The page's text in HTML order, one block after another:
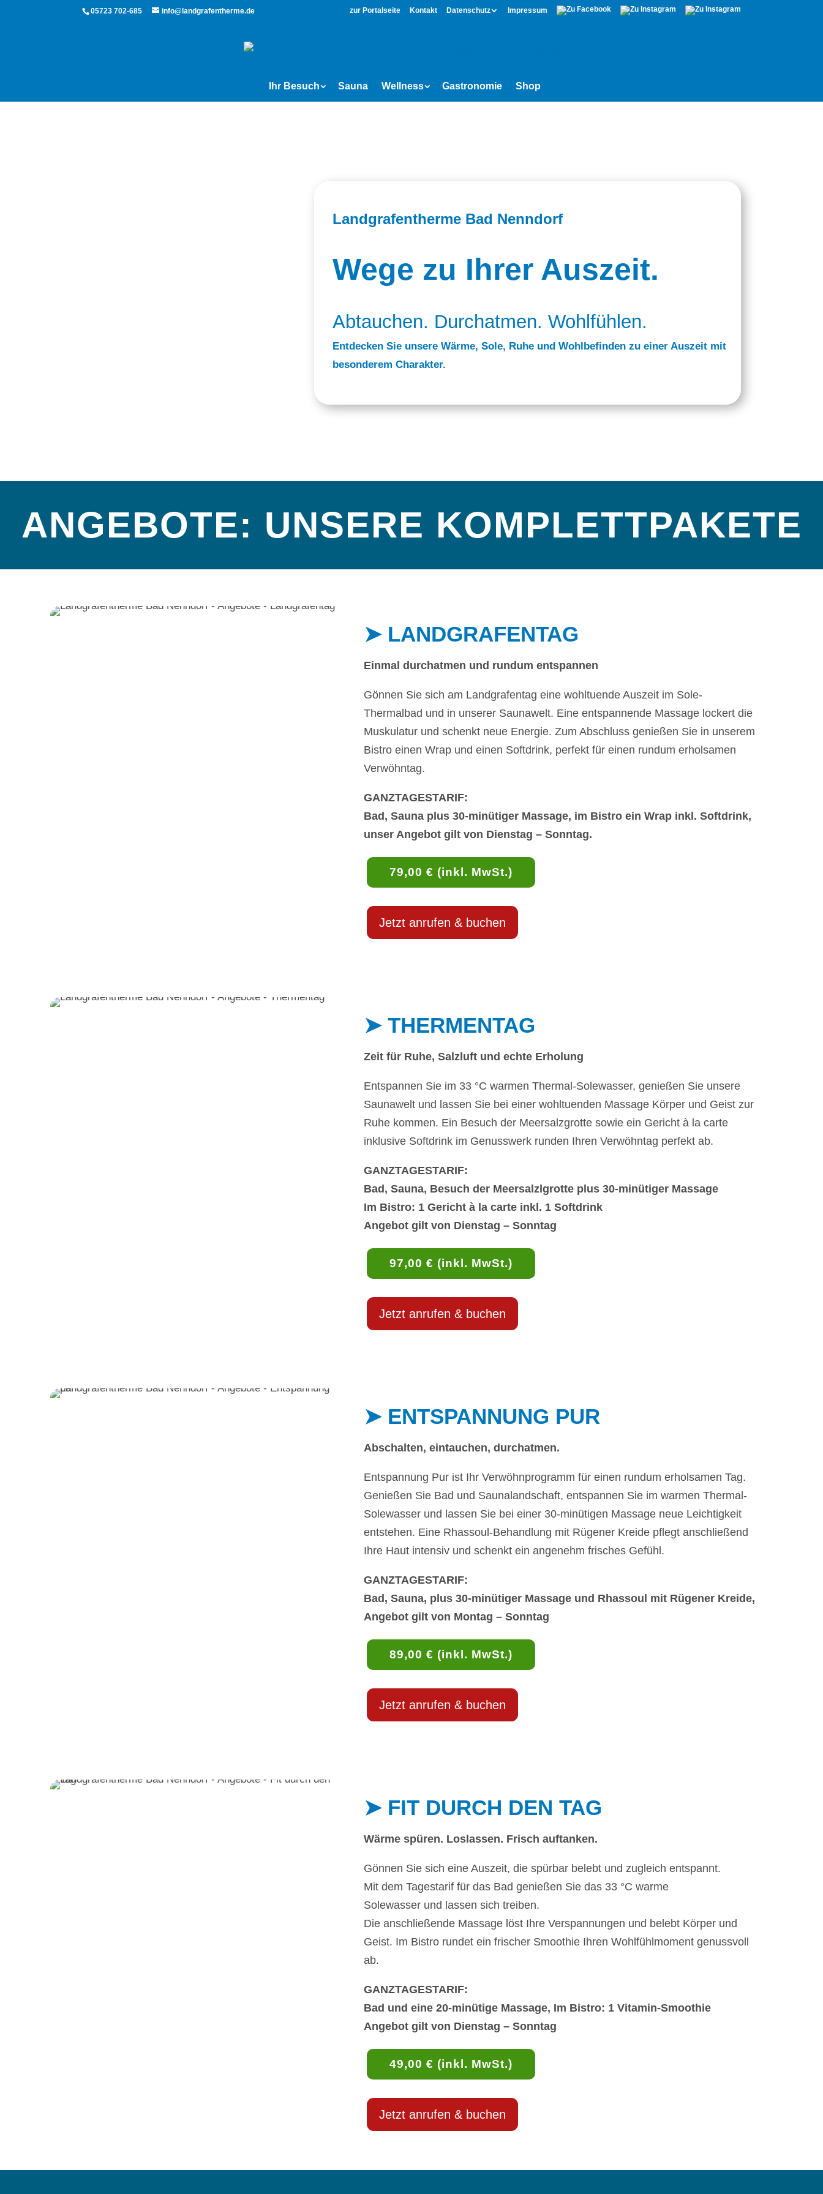
05723 702-685 info@landgrafentherme.de zur Portalseite Kontakt Datenschutz Impressum
Ihr Besuch Sauna Wellness Gastronomie Shop
Landgrafentherme Bad Nenndorf
Wege zu Ihrer Auszeit.
Abtauchen. Durchatmen. Wohlfühlen.
Entdecken Sie unsere Wärme, Sole, Ruhe und Wohlbefinden zu einer Auszeit mit
besonderem Charakter.
ANGEBOTE: UNSERE KOMPLETTPAKETE
➤ LANDGRAFENTAG
Einmal durchatmen und rundum entspannen
Gönnen Sie sich am Landgrafentag eine wohltuende Auszeit im Sole-
Thermalbad und in unserer Saunawelt. Eine entspannende Massage lockert die
Muskulatur und schenkt neue Energie. Zum Abschluss genießen Sie in unserem
Bistro einen Wrap und einen Softdrink, perfekt für einen rundum erholsamen
Verwöhntag.
GANZTAGESTARIF:
Bad, Sauna plus 30-minütiger Massage, im Bistro ein Wrap inkl. Softdrink,
unser Angebot gilt von Dienstag – Sonntag.
79,00 € (inkl. MwSt.)
Jetzt anrufen & buchen
➤ THERMENTAG
Zeit für Ruhe, Salzluft und echte Erholung
Entspannen Sie im 33 °C warmen Thermal-Solewasser, genießen Sie unsere
Saunawelt und lassen Sie bei einer wohltuenden Massage Körper und Geist zur
Ruhe kommen. Ein Besuch der Meersalzgrotte sowie ein Gericht à la carte
inklusive Softdrink im Genusswerk runden Ihren Verwöhntag perfekt ab.
GANZTAGESTARIF:
Bad, Sauna, Besuch der Meersalzlgrotte plus 30-minütiger Massage
Im Bistro: 1 Gericht à la carte inkl. 1 Softdrink
Angebot gilt von Dienstag – Sonntag
97,00 € (inkl. MwSt.)
Jetzt anrufen & buchen
➤ ENTSPANNUNG PUR
Abschalten, eintauchen, durchatmen.
Entspannung Pur ist Ihr Verwöhnprogramm für einen rundum erholsamen Tag.
Genießen Sie Bad und Saunalandschaft, entspannen Sie im warmen Thermal-
Solewasser und lassen Sie bei einer 30-minütigen Massage neue Leichtigkeit
entstehen. Eine Rhassoul-Behandlung mit Rügener Kreide pflegt anschließend
Ihre Haut intensiv und schenkt ein angenehm frisches Gefühl.
GANZTAGESTARIF:
Bad, Sauna, plus 30-minütiger Massage und Rhassoul mit Rügener Kreide,
Angebot gilt von Montag – Sonntag
89,00 € (inkl. MwSt.)
Jetzt anrufen & buchen
➤ FIT DURCH DEN TAG
Wärme spüren. Loslassen. Frisch auftanken.
Gönnen Sie sich eine Auszeit, die spürbar belebt und zugleich entspannt.
Mit dem Tagestarif für das Bad genießen Sie das 33 °C warme
Solewasser und lassen sich treiben.
Die anschließende Massage löst Ihre Verspannungen und belebt Körper und
Geist. Im Bistro rundet ein frischer Smoothie Ihren Wohlfühlmoment genussvoll
ab.
GANZTAGESTARIF:
Bad und eine 20-minütige Massage, Im Bistro: 1 Vitamin-Smoothie
Angebot gilt von Dienstag – Sonntag
49,00 € (inkl. MwSt.)
Jetzt anrufen & buchen